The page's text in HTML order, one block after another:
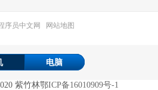
序员中文网 网站地图
电脑
紫竹林鄂ICP备16010909号-1